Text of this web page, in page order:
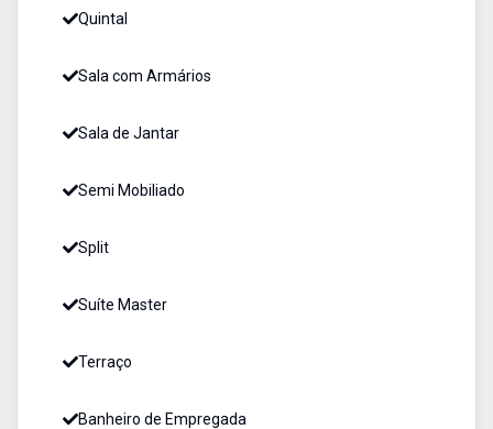
Quintal
Sala com Armários
Sala de Jantar
Semi Mobiliado
Split
Suíte Master
Terraço
Banheiro de Empregada